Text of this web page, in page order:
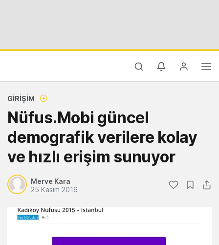
GIRIŞIM
Nüfus.Mobi güncel
demografik verilere kolay
ve hızlı erişim sunuyor
Merve Kara
25 Kasım 2016